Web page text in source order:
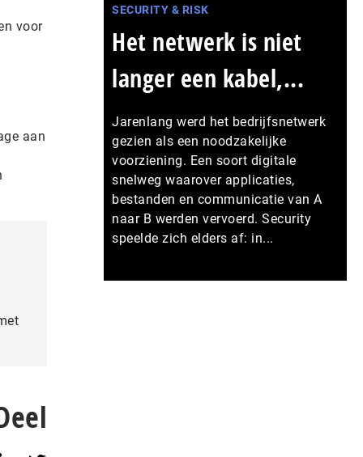
voor
aan
SECURITY & RISK
Het netwerk is niet
langer een kabel,...
Jarenlang werd het bedrijfsnetwerk
gezien als een noodzakelijke
voorziening. Een soort digitale
snelweg waarover applicaties,
bestanden en communicatie van A
naar B werden vervoerd. Security
speelde zich elders af: in...